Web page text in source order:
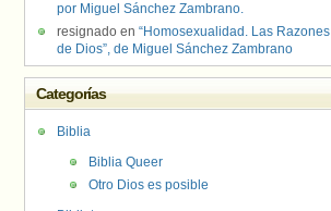
por Miguel Sánchez Zambrano.
resignado en “Homosexualidad. Las Razones
de Dios”, de Miguel Sánchez Zambrano
Categorías
Biblia
Biblia Queer
Otro Dios es posible